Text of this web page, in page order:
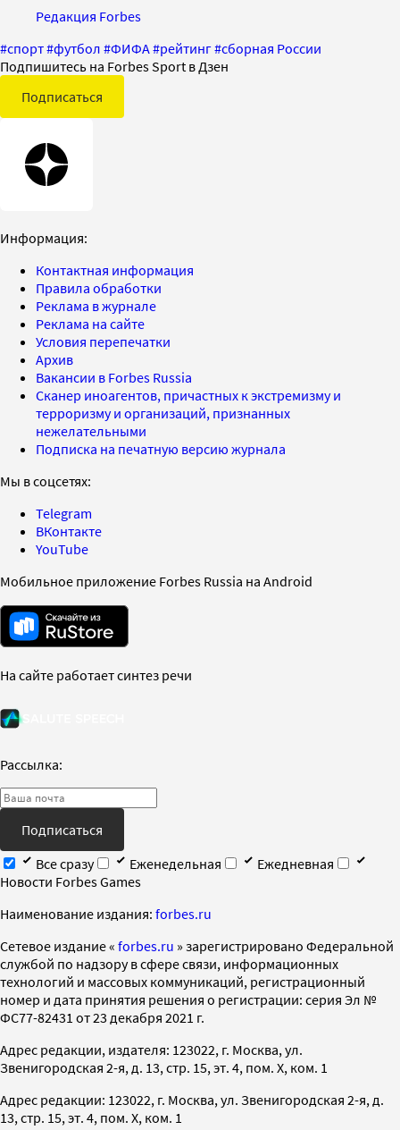
Редакция Forbes
#спорт#футбол #ФИФА#рейтинг#сборная России
Подпишитесь на Forbes Sport в Дзен
Подписаться
Информация:
Контактная информация
Правила обработки
Реклама в журнале
Реклама на сайте
Условия перепечатки
Архив
Вакансии в Forbes Russia
Сканер иноагентов, причастных к экстремизму и
терроризму и организаций, признанных
нежелательными
Подписка на печатную версию журнала
Мы в соцсетях:
Telegram
ВКонтакте
YouTube
Мобильное приложение Forbes Russia на Android
На сайте работает синтез речи
Рассылка:
Подписаться
Все сразу
Еженедельная
Ежедневная
Новости Forbes Games
Наименование издания: forbes.ru
Cетевое издание « forbes.ru » зарегистрировано Федеральной
службой по надзору в сфере связи, информационных
технологий и массовых коммуникаций, регистрационный
номер и дата принятия решения о регистрации: серия Эл №
ФС77-82431 от 23 декабря 2021 г.
Адрес редакции, издателя: 123022, г. Москва, ул.
Звенигородская 2-я, д. 13, стр. 15, эт. 4, пом. X, ком. 1
Адрес редакции: 123022, г. Москва, ул. Звенигородская 2-я, д.
13, стр. 15, эт. 4, пом. X, ком. 1